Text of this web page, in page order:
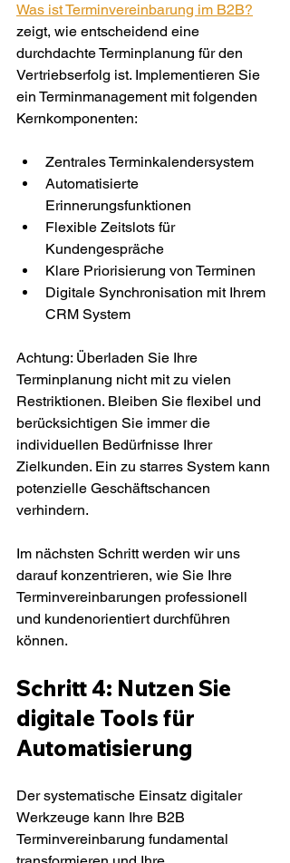
Was ist Terminvereinbarung im B2B?
zeigt, wie entscheidend eine
durchdachte Terminplanung für den
Vertriebserfolg ist. Implementieren Sie
ein Terminmanagement mit folgenden
Kernkomponenten:
Zentrales Terminkalendersystem
Automatisierte
Erinnerungsfunktionen
Flexible Zeitslots für
Kundengespräche
Klare Priorisierung von Terminen
Digitale Synchronisation mit Ihrem
CRM System
Achtung: Überladen Sie Ihre
Terminplanung nicht mit zu vielen
Restriktionen. Bleiben Sie flexibel und
berücksichtigen Sie immer die
individuellen Bedürfnisse Ihrer
Zielkunden. Ein zu starres System kann
potenzielle Geschäftschancen
verhindern.
Im nächsten Schritt werden wir uns
darauf konzentrieren, wie Sie Ihre
Terminvereinbarungen professionell
und kundenorientiert durchführen
können.
Schritt 4: Nutzen Sie
digitale Tools für
Automatisierung
Der systematische Einsatz digitaler
Werkzeuge kann Ihre B2B
Terminvereinbarung fundamental